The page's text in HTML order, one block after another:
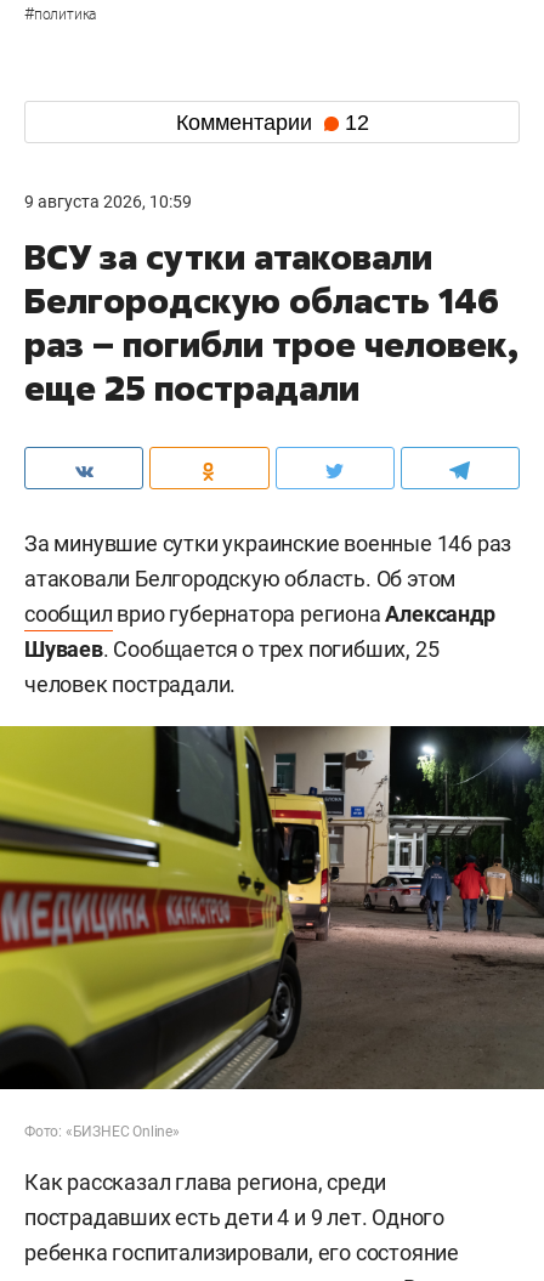
#политика
Комментарии 12
9 августа 2026, 10:59
ВСУ за сутки атаковали
Белгородскую область 146
раз – погибли трое человек,
еще 25 пострадали
За минувшие сутки украинские военные 146 раз
атаковали Белгородскую область. Об этом
сообщил врио губернатора регионаАлександр
Шуваев. Сообщается о трех погибших, 25
человек пострадали.
Фото: «БИЗНЕС Online»
Как рассказал глава региона, среди
пострадавших есть дети 4 и 9 лет. Одного
ребенка госпитализировали, его состояние